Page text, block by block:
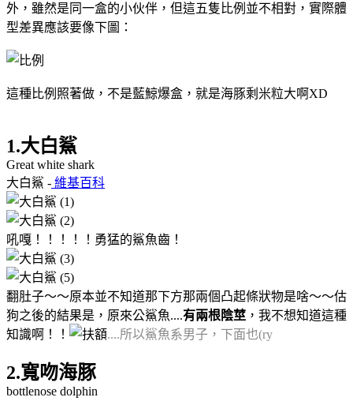
外，雖然是同一盒的小伙伴，但這五隻比例並不相對，實際體
型差異應該要像下圖：
這種比例照著做，不是藍鯨爆盒，就是海豚剩米粒大啊XD
1.大白鯊
Great white shark
大白鯊 - 維基百科
吼嘎！！！！！勇猛的鯊魚齒！
翻肚子～～原本並不知道那下方那兩個凸起條狀物是啥～～估
狗之後的結果是，原來公鯊魚....有兩根陰莖 ，我不想知道這種
知識啊！！
....所以鯊魚系男子，下面也(ry
2.寬吻海豚
bottlenose dolphin